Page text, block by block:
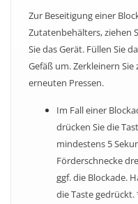
Zur Beseitigung einer
Zutatenbehälters, ziehen
Sie das Gerät. Füllen Sie
Gefäß um. Zerkleinern
erneuten Pressen.
Im Fall einer
drücken Sie die
mindestens 5
Förderschnecke
ggf. die Blockade.
die Taste